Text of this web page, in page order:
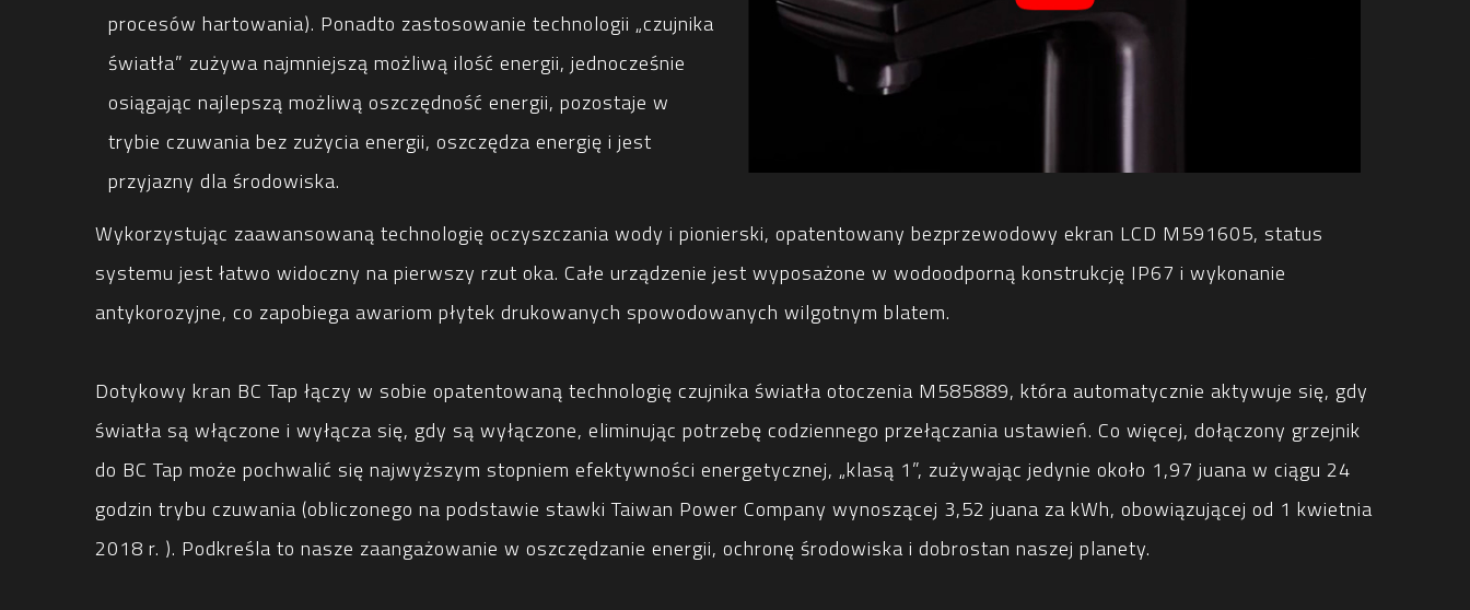
procesów hartowania). Ponadto zastosowanie technologii „czujnika
światła” zużywa najmniejszą możliwą ilość energii, jednocześnie
osiągając najlepszą możliwą oszczędność energii, pozostaje w
trybie czuwania bez zużycia energii, oszczędza energię i jest
przyjazny dla środowiska.
Wykorzystując zaawansowaną technologię oczyszczania wody i pionierski, opatentowany bezprzewodowy ekran LCD M591605, status
systemu jest łatwo widoczny na pierwszy rzut oka. Całe urządzenie jest wyposażone w wodoodporną konstrukcję IP67 i wykonanie
antykorozyjne, co zapobiega awariom płytek drukowanych spowodowanych wilgotnym blatem.
Dotykowy kran BC Tap łączy w sobie opatentowaną technologię czujnika światła otoczenia M585889, która automatycznie aktywuje się, gdy
światła są włączone i wyłącza się, gdy są wyłączone, eliminując potrzebę codziennego przełączania ustawień. Co więcej, dołączony grzejnik
do BC Tap może pochwalić się najwyższym stopniem efektywności energetycznej, „klasą 1”, zużywając jedynie około 1,97 juana w ciągu 24
godzin trybu czuwania (obliczonego na podstawie stawki Taiwan Power Company wynoszącej 3,52 juana za kWh, obowiązującej od 1 kwietnia
2018 r. ). Podkreśla to nasze zaangażowanie w oszczędzanie energii, ochronę środowiska i dobrostan naszej planety.